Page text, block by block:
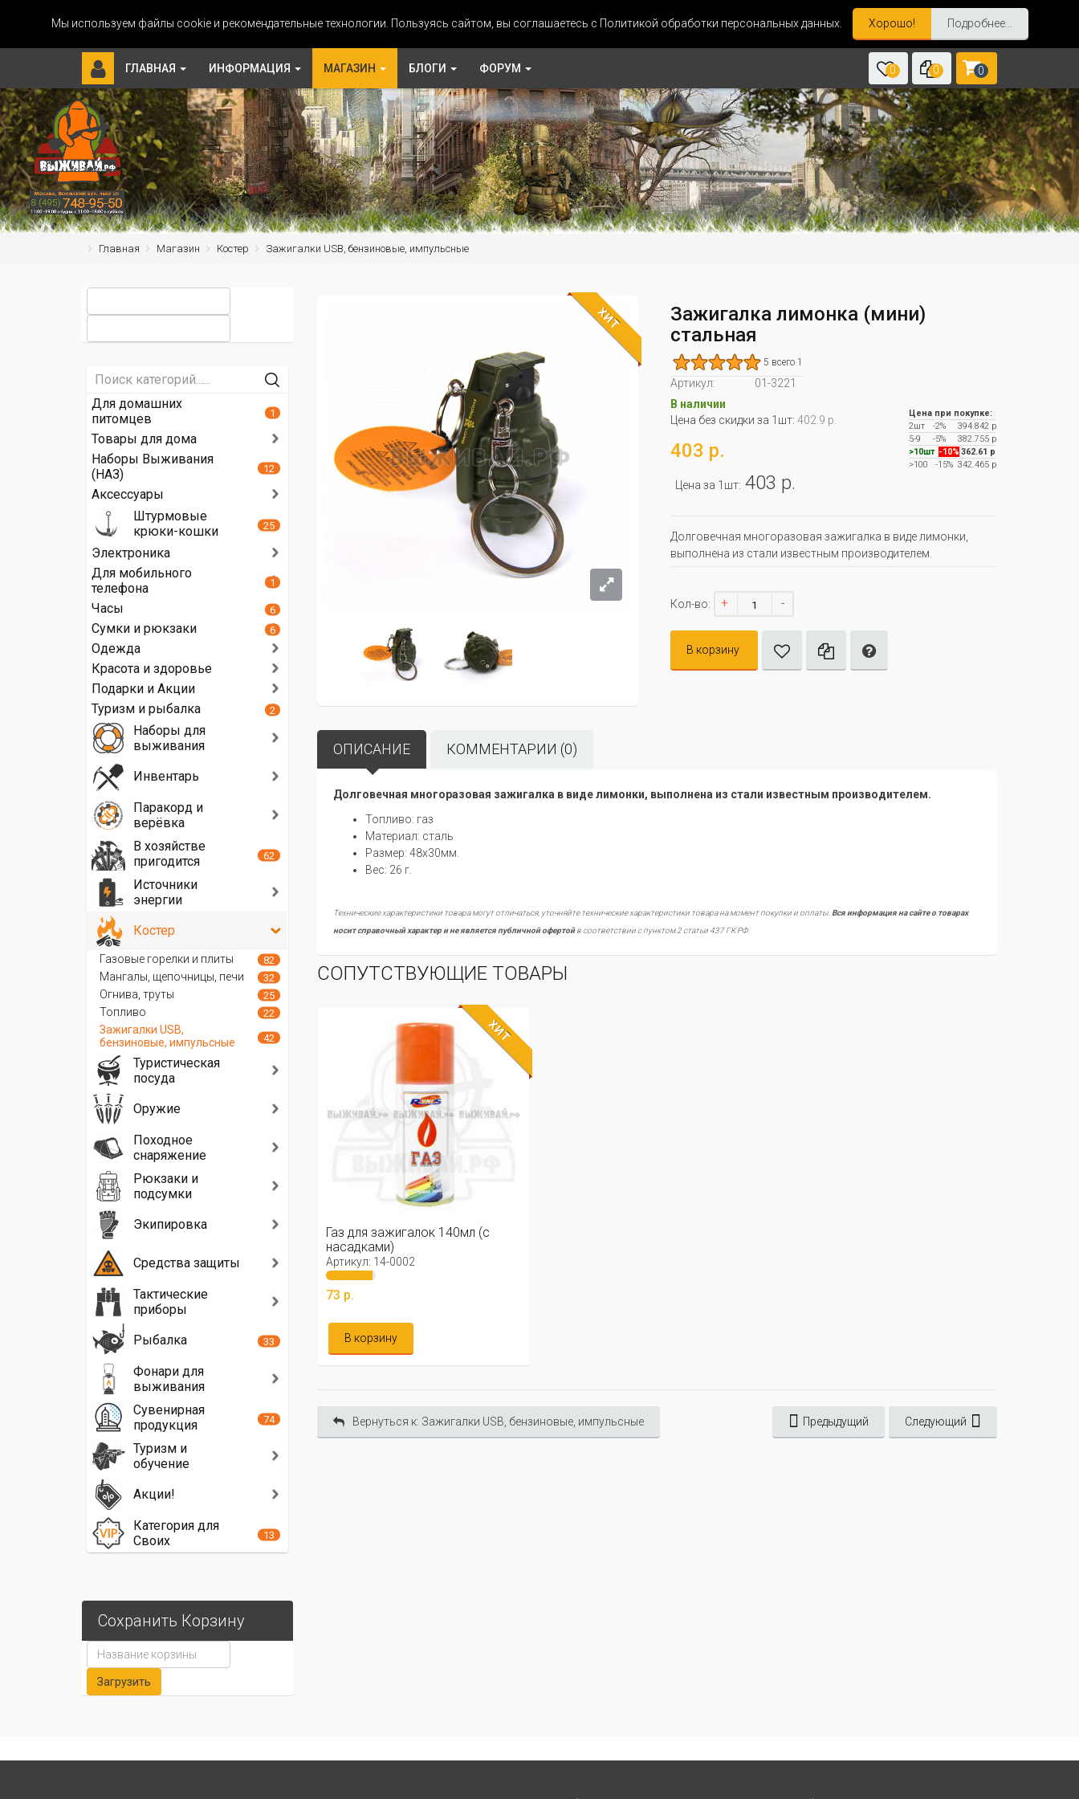
Мы используем файлы cookie и рекомендательные технологии. Пользуясь сайтом, вы соглашаетесь с Политикой обработки персональных данных. Хорошо! Подробнее...
ГЛАВНАЯ ИНФОРМАЦИЯ МАГАЗИН БЛОГИ ФОРУМ 0 0 0
Главная Магазин Костер Зажигалки USB, бензиновые, импульсные
ХИТ
Зажигалка лимонка (мини)
стальная
5 всего 1
Артикул:
01-3221
В наличии
Цена без скидки за 1шт: 402.9 р.
403 р.
Цена за 1шт: 403 р.
Цена при покупке:
2шт
-2%
394.842 р
5-9
-5%
382.755 р
>10шт -10% 362.61 р
>100
-15%342.465 р
Долговечная многоразовая зажигалка в виде лимонки,
выполнена из стали известным производителем.
Кол-во: + -
В корзину
ОПИСАНИЕ КОММЕНТАРИИ (0)
Долговечная многоразовая зажигалка в виде лимонки, выполнена из стали известным производителем.
Топливо: газ
Материал: сталь
Размер: 48х30мм.
Вес: 26 г.
Технические характеристики товара могут отличаться, уточняйте технические характеристики товара на момент покупки и оплаты. Вся информация на сайте о товарах
носит справочный характер и не является публичной офертойв соответствии с пунктом 2 статьи 437 ГК РФ.
СОПУТСТВУЮЩИЕ ТОВАРЫ
ХИТ
Газ для зажигалок 140мл (с
насадками)
Артикул: 14-0002
73 р.
В корзину
Вернуться к: Зажигалки USB, бензиновые, импульсные Предыдущий Следующий
Для домашних
питомцев
1
Товары для дома
Наборы Выживания
(НАЗ)
12
Аксессуары
Штурмовые
крюки-кошки
25
Электроника
Для мобильного
телефона
1
Часы 6
Сумки и рюкзаки 6
Одежда
Красота и здоровье
Подарки и Акции
Туризм и рыбалка
2
Наборы для
выживания
Инвентарь
Паракорд и
верёвка
В хозяйстве
пригодится
62
Источники
энергии
Костер
Газовые горелки и плиты 82
Мангалы, щепочницы, печи 32
Огнива, труты 25
Топливо 22
Зажигалки USB,
бензиновые, импульсные
42
Туристическая
посуда
Оружие
Походное
снаряжение
Рюкзаки и
подсумки
Экипировка
Средства защиты
Тактические
приборы
Рыбалка
33
Фонари для
выживания
Сувенирная
продукция
74
Туризм и
обучение
Акции!
Категория для
Своих
13
Сохранить Корзину